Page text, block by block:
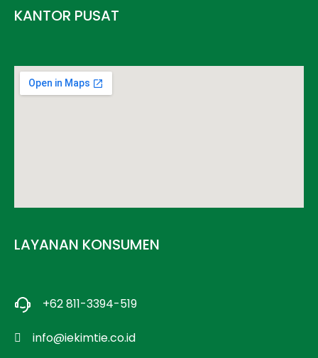
KANTOR PUSAT
LAYANAN KONSUMEN
+62 811-3394-519
info@iekimtie.co.id